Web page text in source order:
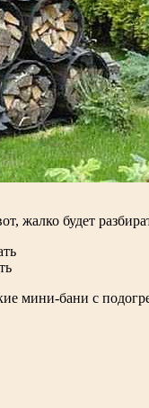
жалко будет
мини-бани с